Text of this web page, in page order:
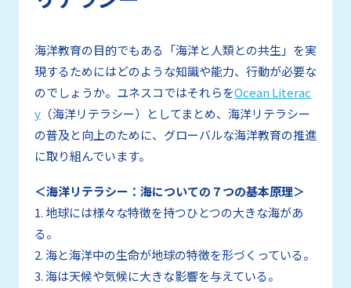
海洋教育の目的でもある「海洋と人類との共生」を実
現するためにはどのような知識や能力、行動が必要な
のでしょうか。ユネスコではそれらをOcean Literac
y （海洋リテラシー）としてまとめ、海洋リテラシー
の普及と向上のために、グローバルな海洋教育の推進
に取り組んでいます。
＜海洋リテラシー：海についての７つの基本原理＞
1. 地球には様々な特徴を持つひとつの大きな海があ
る。
2. 海と海洋中の生命が地球の特徴を形づくっている。
3. 海は天候や気候に大きな影響を与えている。